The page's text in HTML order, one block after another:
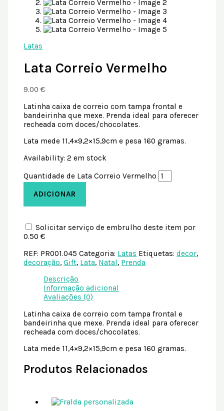
Latas
Lata Correio Vermelho
9.00€
Latinha caixa de correio com tampa frontal e
bandeirinha que mexe. Prenda ideal para oferecer
recheada com doces/chocolates.
Lata mede 11,4×9,2×15,9cm e pesa 160 gramas.
Availability: 2 em stock
Quantidade de Lata Correio Vermelho
ADICIONAR
Solicitar serviço de embrulho deste item por
0.50 €
REF: PR001.045 Categoria: Latas Etiquetas:decor,
decoração,Gift, Lata, Natal, Prenda
Descrição
Informação adicional
Avaliações (0)
Latinha caixa de correio com tampa frontal e
bandeirinha que mexe. Prenda ideal para oferecer
recheada com doces/chocolates.
Lata mede 11,4×9,2×15,9cm e pesa 160 gramas.
Produtos Relacionados